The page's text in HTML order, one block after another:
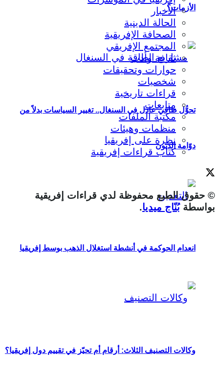
الأزمات؟
تحوُّل طاقي عادل في السنغال.. تغيير السياسات بدلاً من
دوّامة الديون
انعدام الحوكمة في أنشطة استغلال الذهب بوسط إفريقيا
وكالات التصنيف الثلاث: أرقام أم تحيّز في تقييم دول إفريقيا؟
الأخبار
الحالة الدينية
الصحافة الإفريقية
المجتمع الإفريقي
ثقافة وأدب
حوارات وتحقيقات
شخصيات
قراءات تاريخية
متابعات
مكتبة الملفات
منظمات وهيئات
نظرة على إفريقيا
كتاب قراءات إفريقية
© حقوق الطبع محفوظة لدي قراءات إفريقية
بواسطةبُنّاج ميديا.